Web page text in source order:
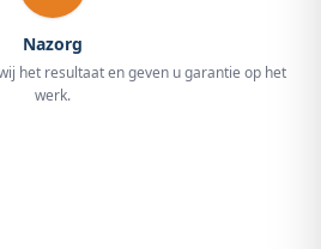
Nazorg
het resultaat en geven u garantie op het
werk.